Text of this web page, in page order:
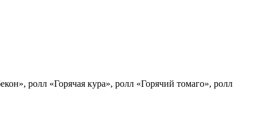
ролл «Горячая кура», ролл «Горячий томаго», ролл